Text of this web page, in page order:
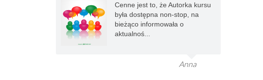
Cenne jest to, że Autorka kursu
była dostępna non-stop, na
bieżąco informowała o
aktualnoś...
Anna